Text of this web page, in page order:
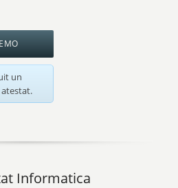
un
Informatica